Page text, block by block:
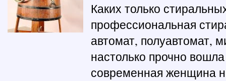
Каких только
профессиональная
автомат,
настолько прочно
современная женщина